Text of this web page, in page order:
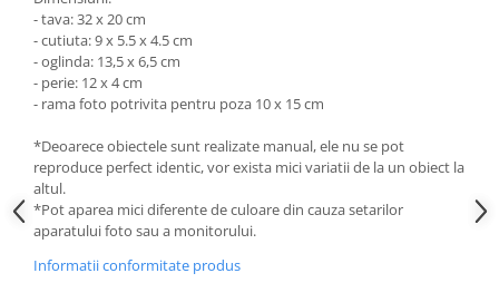
- tava: 32 x 20 cm
- cutiuta: 9 x 5.5 x 4.5 cm
- oglinda: 13,5 x 6,5 cm
- perie: 12 x 4 cm
- rama foto potrivita pentru poza 10 x 15 cm
*Deoarece obiectele sunt realizate manual, ele nu se pot
reproduce perfect identic, vor exista mici variatii de la un obiect la
altul.
*Pot aparea mici diferente de culoare din cauza setarilor
aparatului foto sau a monitorului.
Informatii conformitate produs